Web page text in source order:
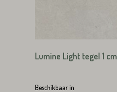
Lumine Light tegel 1 cm
Beschikbaar in